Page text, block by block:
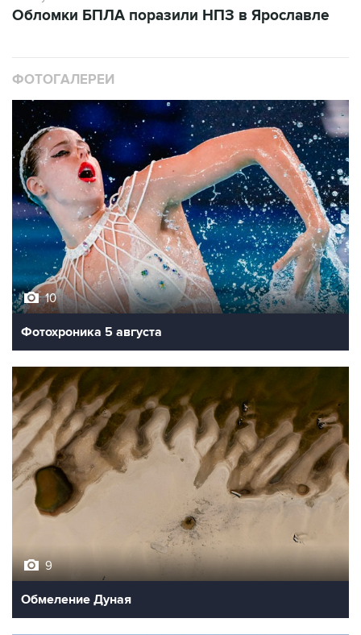
Обломки БПЛА поразили НПЗ в Ярославле
ФОТОГАЛЕРЕИ
10
Фотохроника 5 августа
9
Обмеление Дуная